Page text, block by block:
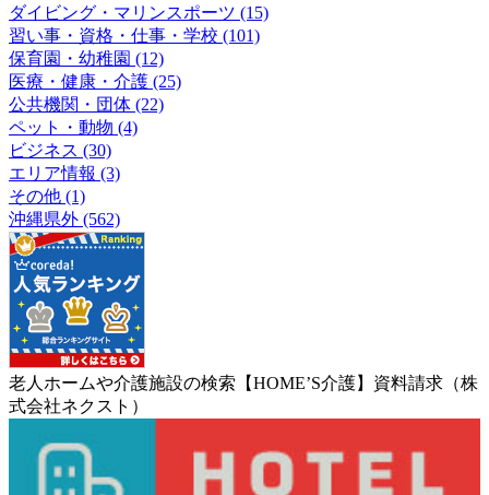
ダイビング・マリンスポーツ (15)
習い事・資格・仕事・学校 (101)
保育園・幼稚園 (12)
医療・健康・介護 (25)
公共機関・団体 (22)
ペット・動物 (4)
ビジネス (30)
エリア情報 (3)
その他 (1)
沖縄県外 (562)
老人ホームや介護施設の検索【HOME’S介護】資料請求（株
式会社ネクスト）